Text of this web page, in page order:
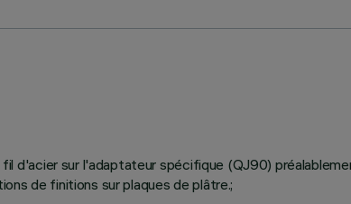
d'acier sur l'adaptateur spécifique (QJ90)
de finitions sur plaques de plâtre.;